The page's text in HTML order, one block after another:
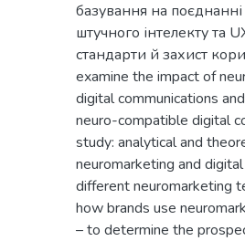
базування на
штучного інтелекту та
стандарти й захист
examine the impact of
digital communications
neuro-compatible digital
study: analytical and
neuromarketing and
different neuromarketing
how brands use
– to determine the